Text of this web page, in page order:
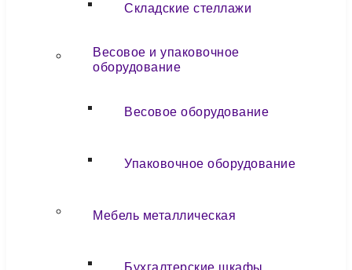
Складские стеллажи
Весовое и упаковочное
оборудование
Весовое оборудование
Упаковочное оборудование
Мебель металлическая
Бухгалтерские шкафы